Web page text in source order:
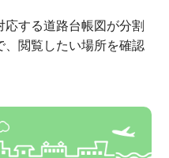
する道路台帳図が分割
、閲覧したい場所を確認